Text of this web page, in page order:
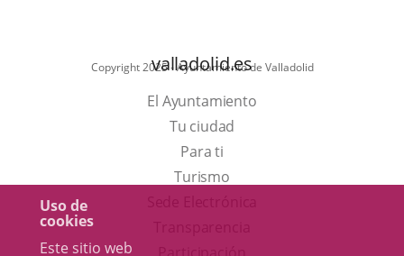
Uso de
cookies
Este sitio web
Copyright 2025 - Ayuntamiento de Valladolid
valladolid.es
El Ayuntamiento
Tu ciudad
Para ti
TurismoEste